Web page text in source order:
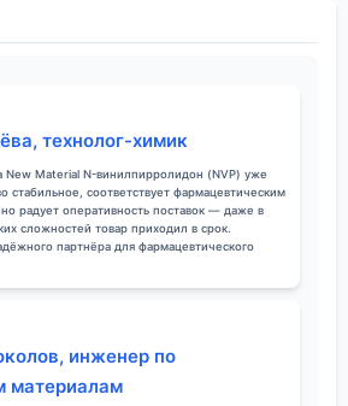
технолог-химик
New Material N-винилпирролидон (NVP) уже
стабильное, соответствует фармацевтическим
радует оперативность поставок — даже в
сложностей товар приходил в срок.
партнёра для фармацевтического
инженер по
материалам